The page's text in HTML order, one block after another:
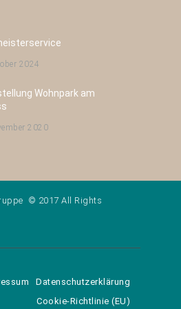
2024
Wohnpark am
2020
© 2017 All Rights
Datenschutzerklärung
Cookie-Richtlinie (EU)